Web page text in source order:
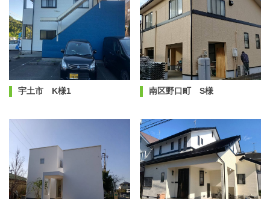
宇土市 K様1 南区野口町 S様